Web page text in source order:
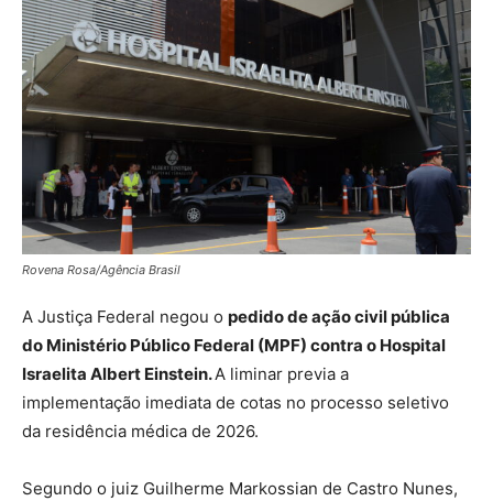
Rovena Rosa/Agência Brasil
A Justiça Federal negou o pedido de ação civil pública
do Ministério Público Federal (MPF) contra o Hospital
Israelita Albert Einstein.A liminar previa a
implementação imediata de cotas no processo seletivo
da residência médica de 2026.
Segundo o juiz Guilherme Markossian de Castro Nunes,